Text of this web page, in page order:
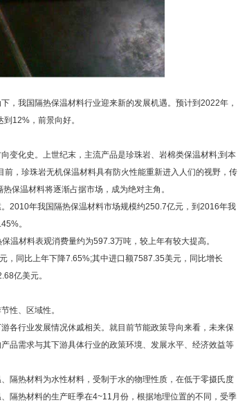
，我国隔热保温材料行业迎来新的发展机遇。预计到2022年，
12%，前景向好。
变化史。上世纪末，主流产品是珍珠岩、岩棉类保温材料;到本
，珍珠岩无机保温材料具有防火性能重新进入人们的视野，传
保温材料将逐渐占据市场，成为绝对主角。
2010年我国隔热保温材料市场规模约250.7亿元，到2016年我
。
温材料表观消费量约为597.3万吨，较上年有较大提高。
，同比上年下降7.65%;其中进口额7587.35美元，同比增长
亿美元。
性、区域性。
各行业发展情况休戚相关。就目前节能政策导向来看，未来保
品需求与其下游具体行业的政策环境、发展水平、经济效益等
隔热材料为水性材料，受制于水的物理性质，在低于零摄氏度
隔热材料的生产旺季在4~11月份，根据地理位置的不同，受季